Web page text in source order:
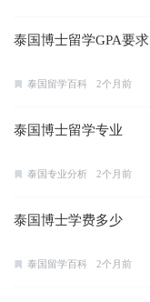
泰国博士留学GPA要求
泰国留学百科 2个月前
泰国博士留学专业
泰国专业分析 2个月前
泰国博士学费多少
泰国留学百科 2个月前